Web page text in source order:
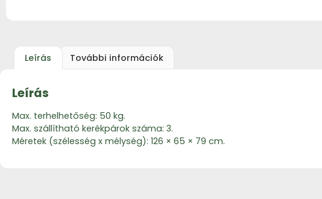
Leírás További információk
Leírás
Max. terhelhetőség: 50 kg.
Max. szállítható kerékpárok száma: 3.
Méretek (szélesség x mélység): 126 × 65 × 79 cm.